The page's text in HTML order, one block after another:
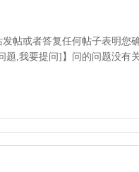
发帖或者答复任何帖子表明您
题,我要提问]】问的问题没有